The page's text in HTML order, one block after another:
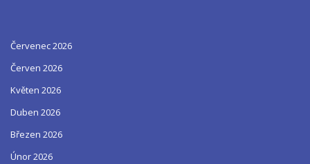
Červenec 2026
Červen 2026
Květen 2026
Duben 2026
Březen 2026
Únor 2026